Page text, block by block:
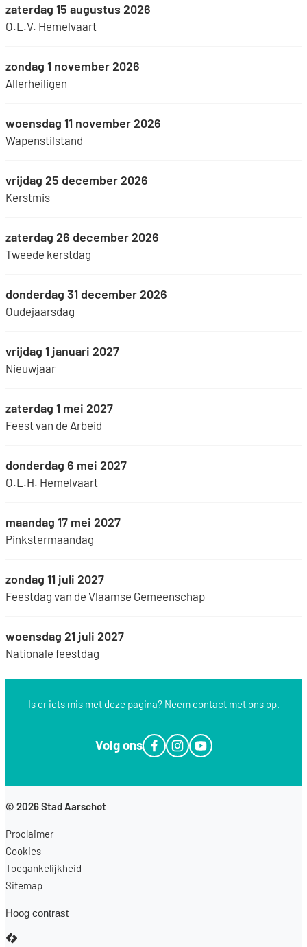
zaterdag 15 augustus 2026
O.L.V. Hemelvaart
zondag 1 november 2026
Allerheiligen
woensdag 11 november 2026
Wapenstilstand
vrijdag 25 december 2026
Kerstmis
zaterdag 26 december 2026
Tweede kerstdag
donderdag 31 december 2026
Oudejaarsdag
vrijdag 1 januari 2027
Nieuwjaar
zaterdag 1 mei 2027
Feest van de Arbeid
donderdag 6 mei 2027
O.L.H. Hemelvaart
maandag 17 mei 2027
Pinkstermaandag
zondag 11 juli 2027
Feestdag van de Vlaamse Gemeenschap
woensdag 21 juli 2027
Nationale feestdag
Is er iets mis met deze pagina? Neem contact met ons op.
Volg ons
Facebook
Instagram
YouTube
© 2026Stad Aarschot
Proclaimer
Cookies
Toegankelijkheid
Sitemap
Hoog contrast
LCP nv 2026 ©